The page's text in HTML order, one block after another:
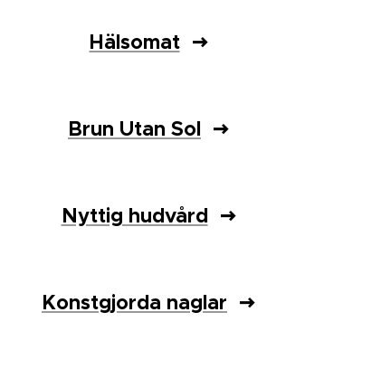
Hälsomat
Brun Utan Sol
Nyttig hudvård
Konstgjorda naglar